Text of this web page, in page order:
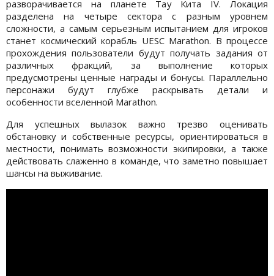
разворачивается на планете Тау Кита IV. Локация
разделена на четыре сектора с разным уровнем
сложности, а самым серьезным испытанием для игроков
станет космический корабль UESC Marathon. В процессе
прохождения пользователи будут получать задания от
различных фракций, за выполнение которых
предусмотрены ценные награды и бонусы. Параллельно
персонажи будут глубже раскрывать детали и
особенности вселенной Marathon.
Для успешных вылазок важно трезво оценивать
обстановку и собственные ресурсы, ориентироваться в
местности, понимать возможности экипировки, а также
действовать слаженно в команде, что заметно повышает
шансы на выживание.